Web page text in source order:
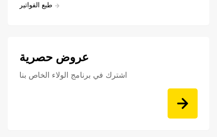
طبع الفواتير
عروض حصرية
اشترك في برنامج الولاء الخاص بنا